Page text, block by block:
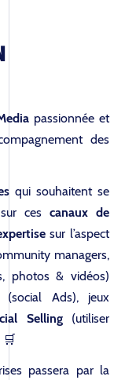
passionnée et
des
qui souhaitent se
sur cescanaux de
sur l’aspect
managers,
photos & vidéos)
(social Ads), jeux
Selling(utiliser
passera par la